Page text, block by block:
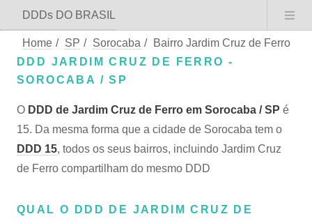
DDDs DO BRASIL
Home / SP / Sorocaba /
Bairro Jardim Cruz de Ferro
DDD JARDIM CRUZ DE FERRO -
SOROCABA / SP
O DDD de Jardim Cruz de Ferro em Sorocaba / SP é
15. Da mesma forma que a cidade de Sorocaba tem o
DDD 15, todos os seus bairros, incluindo Jardim Cruz
de Ferro compartilham do mesmo DDD
QUAL O DDD DE JARDIM CRUZ DE